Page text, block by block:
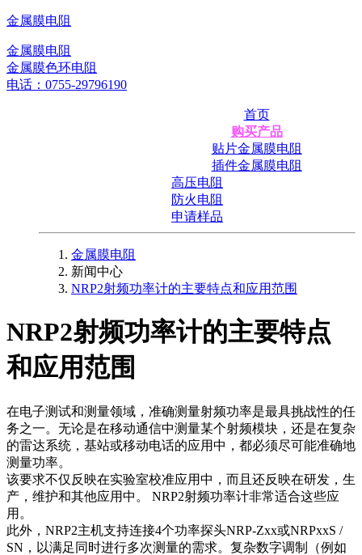
金属膜电阻
金属膜电阻
金属膜色环电阻
电话：0755-29796190
首页
购买产品
贴片金属膜电阻
插件金属膜电阻
高压电阻
防火电阻
申请样品
金属膜电阻
新闻中心
NRP2射频功率计的主要特点和应用范围
NRP2射频功率计的主要特点
和应用范围
在电子测试和测量领域，准确测量射频功率是最具挑战性的任
务之一。无论是在移动通信中测量某个射频模块，还是在复杂
的雷达系统，基站或移动电话的应用中，都必须尽可能准确地
测量功率。
该要求不仅反映在实验室校准应用中，而且还反映在研发，生
产，维护和其他应用中。 NRP2射频功率计非常适合这些应
用。
此外，NRP2主机支持连接4个功率探头NRP-Zxx或NRPxxS /
SN，以满足同时进行多次测量的需求。复杂数字调制（例如